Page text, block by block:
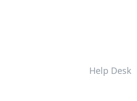
Help Desk